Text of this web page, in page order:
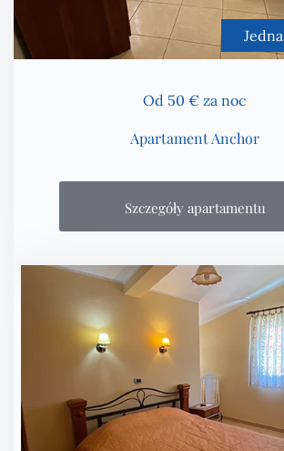
Od 50 € za noc
Apartament Anchor
Szczegóły apartamentu